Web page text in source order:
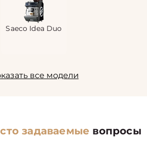
Saeco Idea Duo
все модели
задаваемые вопросы